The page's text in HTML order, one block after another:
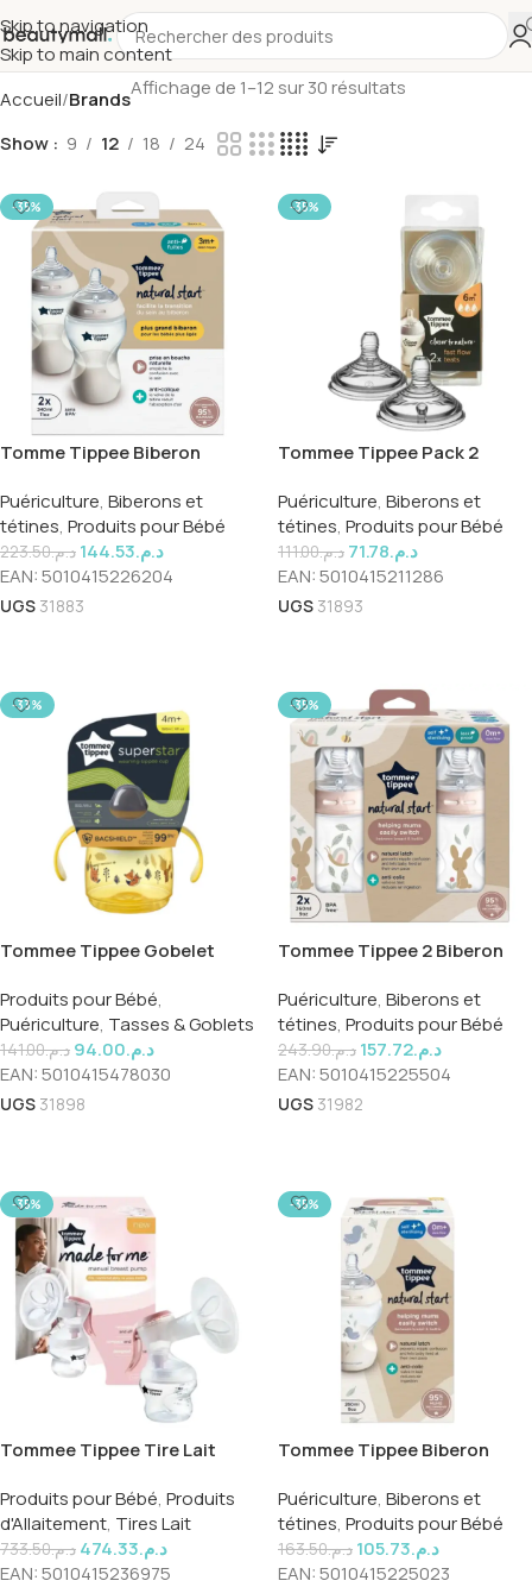
Skip to navigation
Skip to main content
Accueil BrandsAffichage de 1–12 sur 30 résultats
Show 9 12 18 24
-35%
Tomme Tippee Biberon
Puériculture, Biberons et
tétines, Produits pour Bébé
د.م.223.50 د.م.144.53
EAN:5010415226204
UGS 31883
-35%
Tommee Tippee Pack 2
Puériculture, Biberons et
tétines, Produits pour Bébé
د.م.111.00 د.م.71.78
EAN:5010415211286
UGS 31893
-33%
Tommee Tippee Gobelet
Produits pour Bébé,
Puériculture, Tasses & Goblets
د.م.141.00 د.م.94.00
EAN:5010415478030
UGS 31898
-35%
Tommee Tippee 2 Biberon
Fille Ref 42255006
Puériculture, Biberons et
tétines, Produits pour Bébé
د.م.243.90 د.م.157.72
EAN:5010415225504
UGS 31982
-35%
Tommee Tippee Tire Lait
Produits pour Bébé, Produits
d'Allaitement, Tires Lait
د.م.733.50 د.م.474.33
EAN:5010415236975
-35%
Tommee Tippee Biberon
+0m Ref 42250206
Puériculture, Biberons et
tétines, Produits pour Bébé
د.م.163.50 د.م.105.73
EAN:5010415225023